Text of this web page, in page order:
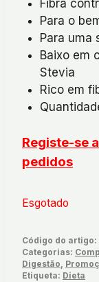
Fibra
Para o
Para uma
Baixo em
Stevia
Rico em
Registe-se
pedidos
Esgotado
Código do artigo:
Categorias:
Digestão,
Etiqueta: Dieta